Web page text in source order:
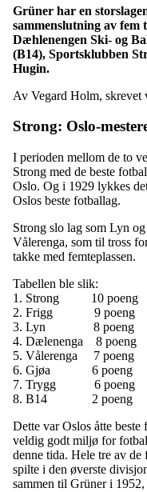
Grüner har en
sammenslutning av
Dæhlenengen Ski- og
(B14), Sportsklubben
Hugin.
Av Vegard Holm, skrevet
Strong: Oslo-
I perioden mellom de to
Strong med de beste
Oslo. Og i 1929 lykkes
Oslos beste fotballag.
Strong slo lag som Lyn
Vålerenga, som til tross
takke med femteplassen.
Tabellen ble slik:
1. Strong 10 poeng
2. Frigg 9 poeng
3. Lyn 8 poeng
4. Dælenenga 8 poeng
5. Vålerenga 7 poeng
6. Gjøa 6 poeng
7. Trygg 6 poeng
8. B14 2 poeng
Dette var Oslos åtte
veldig godt miljø for
denne tida. Hele tre av
spilte i den øverste
sammen til Grüner i